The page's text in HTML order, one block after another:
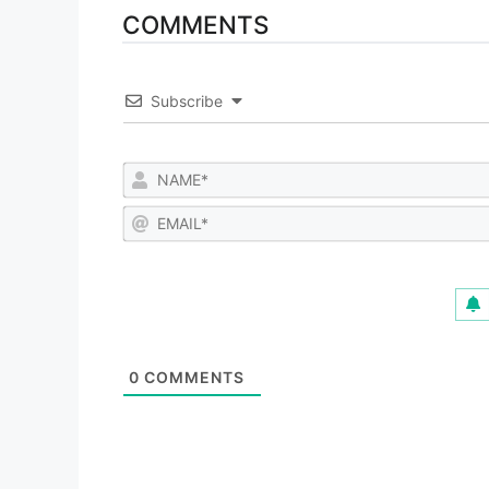
COMMENTS
Subscribe
0 COMMENTS